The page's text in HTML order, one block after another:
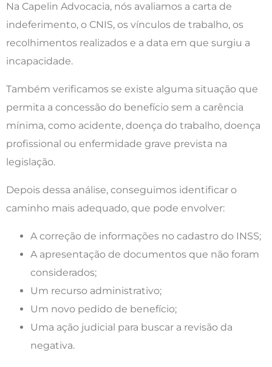
Na Capelin Advocacia, nós avaliamos a carta de
indeferimento, o CNIS, os vínculos de trabalho, os
recolhimentos realizados e a data em que surgiu a
incapacidade.
Também verificamos se existe alguma situação que
permita a concessão do benefício sem a carência
mínima, como acidente, doença do trabalho, doença
profissional ou enfermidade grave prevista na
legislação.
Depois dessa análise, conseguimos identificar o
caminho mais adequado, que pode envolver:
A correção de informações no cadastro do INSS;
A apresentação de documentos que não foram
considerados;
Um recurso administrativo;
Um novo pedido de benefício;
Uma ação judicial para buscar a revisão da
negativa.